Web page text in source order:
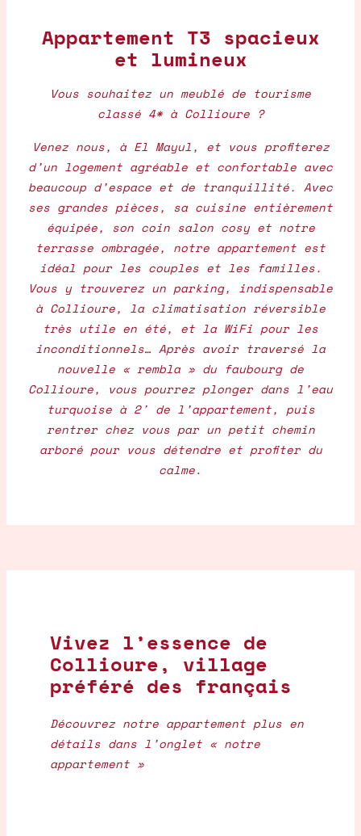
Appartement T3 spacieux
et lumineux
Vous souhaitez un meublé de tourisme
classé 4* à Collioure ?
Venez nous, à El Mayul, et vous profiterez
d’un logement agréable et confortable avec
beaucoup d’espace et de tranquillité. Avec
ses grandes pièces, sa cuisine entièrement
équipée, son coin salon cosy et notre
terrasse ombragée, notre appartement est
idéal pour les couples et les familles.
Vous y trouverez un parking, indispensable
à Collioure, la climatisation réversible
très utile en été, et la WiFi pour les
inconditionnels… Après avoir traversé la
nouvelle « rembla » du faubourg de
Collioure, vous pourrez plonger dans l’eau
turquoise à 2′ de l’appartement, puis
rentrer chez vous par un petit chemin
arboré pour vous détendre et profiter du
calme.
Vivez l’essence de
Collioure, village
préféré des français
Découvrez notre appartement plus en
détails dans l’onglet « notre
appartement »